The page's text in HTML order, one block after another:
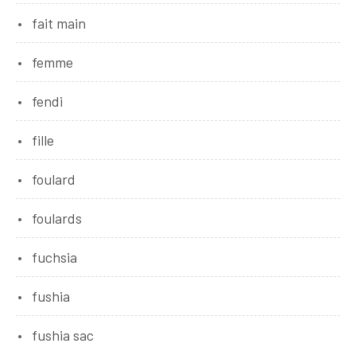
fait main
femme
fendi
fille
foulard
foulards
fuchsia
fushia
fushia sac